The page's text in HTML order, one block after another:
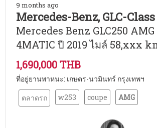
9 months ago
Mercedes-Benz, GLC-Class
Mercedes Benz GLC250
4MATIC ปี 2019 ไมล์ 58,xxx
1,690,000 THB
ที่อยู่ยานพาหนะ: เกษตร-นวมินทร์ กรุงเทพฯ
ตลาดรถ
w253 coupe AMG